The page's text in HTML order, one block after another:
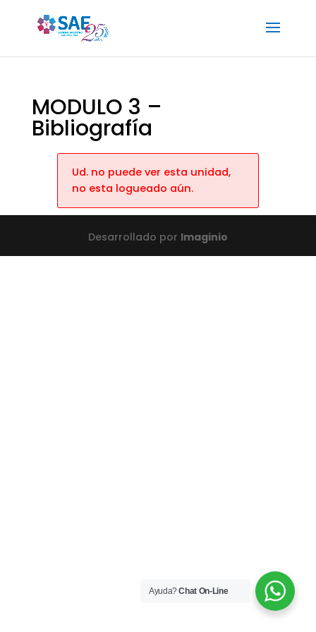
MODULO 3 –
Bibliografía
Ud. no puede ver esta unidad,
no esta logueado aún.
Desarrollado por Imaginio
Ayuda?Chat On-Line